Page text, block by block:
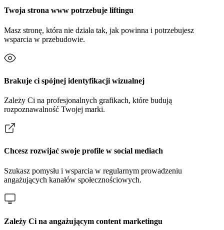
Twoja strona www potrzebuje liftingu
Masz stronę, która nie działa tak, jak powinna i potrzebujesz
wsparcia w przebudowie.
Brakuje ci spójnej identyfikacji wizualnej
Zależy Ci na profesjonalnych grafikach, które budują
rozpoznawalność Twojej marki.
Chcesz rozwijać swoje profile w social mediach
Szukasz pomysłu i wsparcia w regularnym prowadzeniu
angażujących kanałów społecznościowych.
Zależy Ci na angażującym content marketingu